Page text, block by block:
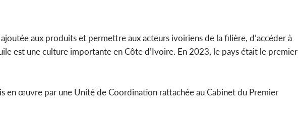
aux produits et permettre aux acteurs ivoiriens de la filière, d’accéder à
est une culture importante en Côte d’Ivoire. En 2023, le pays était le premier
en œuvre par une Unité de Coordination rattachée au Cabinet du Premier